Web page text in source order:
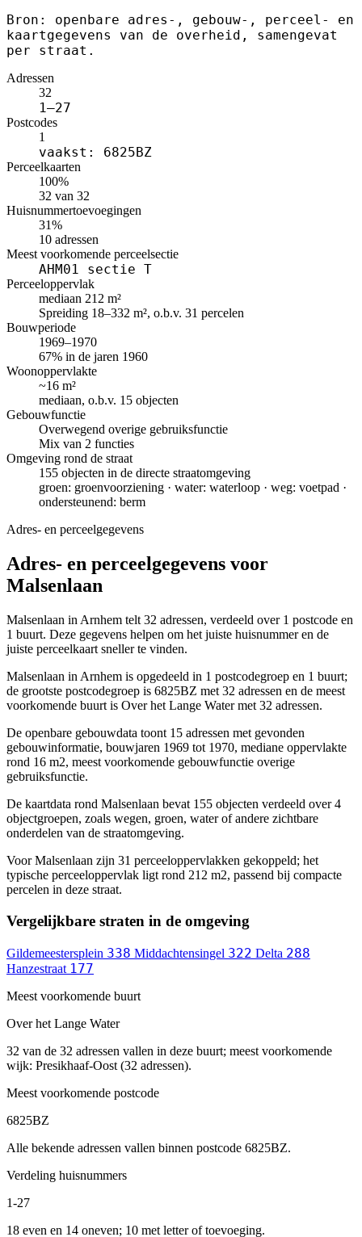
Bron: openbare adres-, gebouw-, perceel- en
kaartgegevens van de overheid, samengevat
per straat.
Adressen
32
1–27
Postcodes
1
vaakst: 6825BZ
Perceelkaarten
100%
32 van 32
Huisnummertoevoegingen
31%
10 adressen
Meest voorkomende perceelsectie
AHM01 sectie T
Perceeloppervlak
mediaan 212 m²
Spreiding 18–332 m², o.b.v. 31 percelen
Bouwperiode
1969–1970
67% in de jaren 1960
Woonoppervlakte
~16 m²
mediaan, o.b.v. 15 objecten
Gebouwfunctie
Overwegend overige gebruiksfunctie
Mix van 2 functies
Omgeving rond de straat
155 objecten in de directe straatomgeving
groen: groenvoorziening · water: waterloop · weg: voetpad ·
ondersteunend: berm
Adres- en perceelgegevens
Adres- en perceelgegevens voor
Malsenlaan
Malsenlaan in Arnhem telt 32 adressen, verdeeld over 1 postcode en
1 buurt. Deze gegevens helpen om het juiste huisnummer en de
juiste perceelkaart sneller te vinden.
Malsenlaan in Arnhem is opgedeeld in 1 postcodegroep en 1 buurt;
de grootste postcodegroep is 6825BZ met 32 adressen en de meest
voorkomende buurt is Over het Lange Water met 32 adressen.
De openbare gebouwdata toont 15 adressen met gevonden
gebouwinformatie, bouwjaren 1969 tot 1970, mediane oppervlakte
rond 16 m2, meest voorkomende gebouwfunctie overige
gebruiksfunctie.
De kaartdata rond Malsenlaan bevat 155 objecten verdeeld over 4
objectgroepen, zoals wegen, groen, water of andere zichtbare
onderdelen van de straatomgeving.
Voor Malsenlaan zijn 31 perceeloppervlakken gekoppeld; het
typische perceeloppervlak ligt rond 212 m2, passend bij compacte
percelen in deze straat.
Vergelijkbare straten in de omgeving
Gildemeestersplein 338 Middachtensingel 322 Delta 288
Hanzestraat 177
Meest voorkomende buurt
Over het Lange Water
32 van de 32 adressen vallen in deze buurt; meest voorkomende
wijk: Presikhaaf-Oost (32 adressen).
Meest voorkomende postcode
6825BZ
Alle bekende adressen vallen binnen postcode 6825BZ.
Verdeling huisnummers
1-27
18 even en 14 oneven; 10 met letter of toevoeging.